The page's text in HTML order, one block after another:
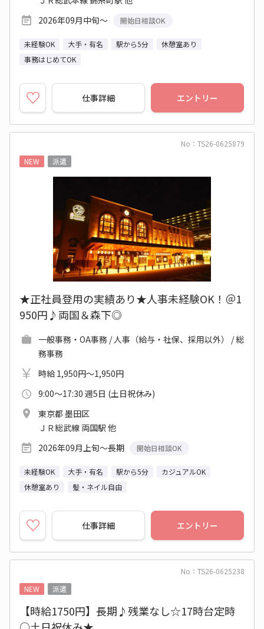
2026年09月中旬～
開始日相談OK
未経験OK 大手・有名 駅から5分
休憩室あり
事務はじめてOK
仕事詳細 エントリー
No：TS26-0625879
NEW
派遣
★正社員登用の実績あり★人事未経験OK！＠1
950円♪両国＆森下◎
一般事務・OA事務 / 人事（給与・社保、採用以外） / 総
務事務
時給 1,950円～1,950円
9:00～17:30 週5日 (土日祝休み)
東京都 墨田区
ＪＲ総武線 両国駅 他
2026年09月上旬～長期
開始日相談OK
未経験OK 大手・有名 駅から5分
カジュアルOK
休憩室あり
髪・ネイル自由
仕事詳細 エントリー
No：TS26-0625238
NEW
派遣
【時給1750円】長期♪残業なし☆17時台定時